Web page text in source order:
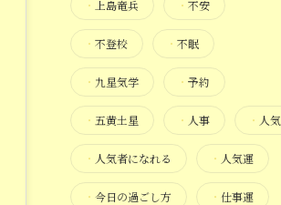
・ 上島竜兵 ・ 不安
・ 不登校 ・ 不眠
・ 九星気学 ・ 予約
・ 五黄土星 ・ 人事 ・ 人気
・ 人気者になれる ・ 人気運
・ 今日の過ごし方 ・ 仕事運